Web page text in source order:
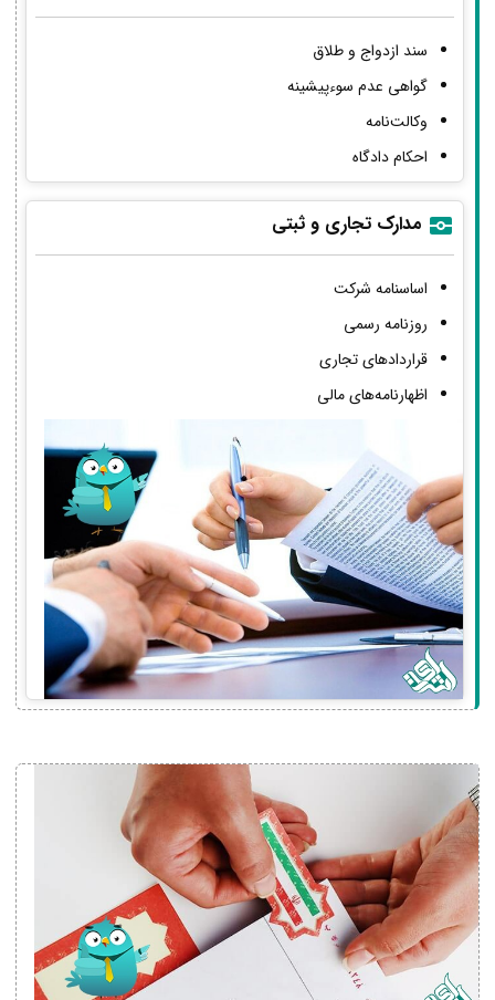
سند ازدواج و طلاق
گواهی عدم سوءپیشینه
وکالت‌نامه
احکام دادگاه
مدارک تجاری و ثبتی
اساسنامه شرکت
روزنامه رسمی
قراردادهای تجاری
اظهارنامه‌های مالی